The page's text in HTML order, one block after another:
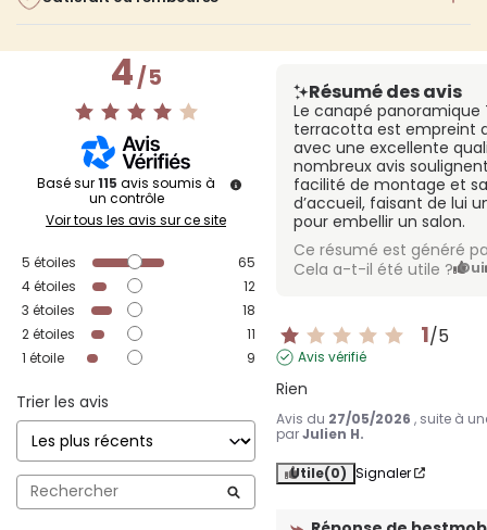
4/5
Basé sur115 avis soumis à
un contrôle
Voir tous les avis sur ce site
5 étoiles
65
4étoiles
12
3 étoiles
18
2étoiles
11
1 étoile 9
Trier les avis
Résumé des avis
Le canapé
terracotta est empreint
avec une excellente
nombreux avis
facilité de montage et
d’accueil, faisant de lui
pour embellir un salon.
Ce résumé est généré
Cela a-t-il été utile ? Oui
1/5
Avis vérifié
Rien
Avis du 27/05/2026 , suite à
parJulien H.
Utile(0) Signaler